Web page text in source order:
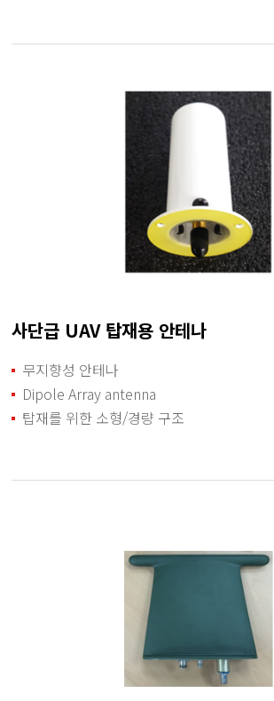
사단급 UAV 탑재용 안테나
무지향성 안테나
Dipole Array antenna
탑재를 위한 소형/경량 구조